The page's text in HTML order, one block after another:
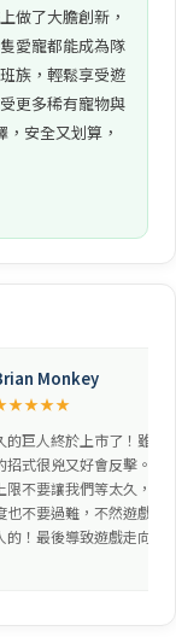
做了大膽創新，
愛寵都能成為隊
族，輕鬆享受遊
更多稀有寵物與
安全又划算，
Monkey
的巨人終於上市了！雖然
招式很兇又好會反擊。希
限不要讓我們等太久，遊
也不要過難，不然遊戲會
的！最後導致遊戲走向滅